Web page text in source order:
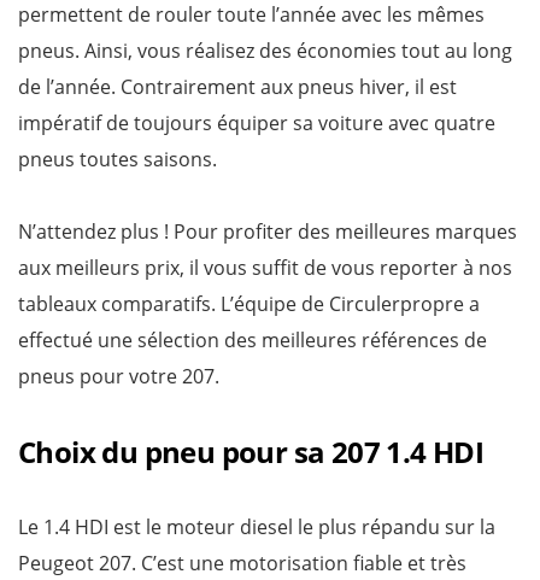
permettent de rouler toute l’année avec les mêmes
pneus. Ainsi, vous réalisez des économies tout au long
de l’année. Contrairement aux pneus hiver, il est
impératif de toujours équiper sa voiture avec quatre
pneus toutes saisons.
N’attendez plus ! Pour profiter des meilleures marques
aux meilleurs prix, il vous suffit de vous reporter à nos
tableaux comparatifs. L’équipe de Circulerpropre a
effectué une sélection des meilleures références de
pneus pour votre 207.
Choix du pneu pour sa 207 1.4 HDI
Le 1.4 HDI est le moteur diesel le plus répandu sur la
Peugeot 207. C’est une motorisation fiable et très